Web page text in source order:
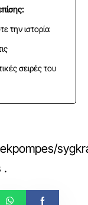
την ιστορία
σειρές του
.